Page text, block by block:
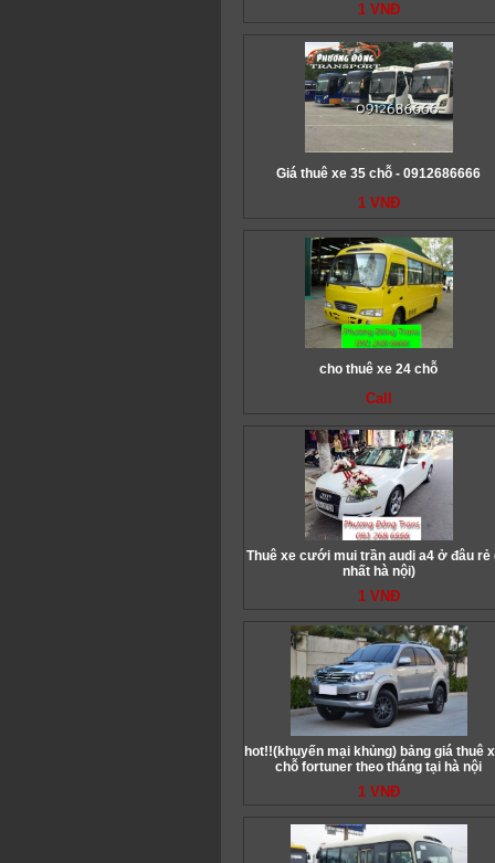
1 VNĐ
Giá thuê xe 35 chỗ - 0912686666
1 VNĐ
cho thuê xe 24 chỗ
Call
Thuê xe cưới mui trần audi a4 ở đâu rẻ
nhất hà nội)
1 VNĐ
hot!!(khuyến mại khủng) bảng giá thuê
chỗ fortuner theo tháng tại hà nội
1 VNĐ